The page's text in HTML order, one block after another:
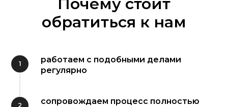
Почему стоит
обратиться к нам
работаем с подобными делами
регулярно
сопровождаем процесс полностью